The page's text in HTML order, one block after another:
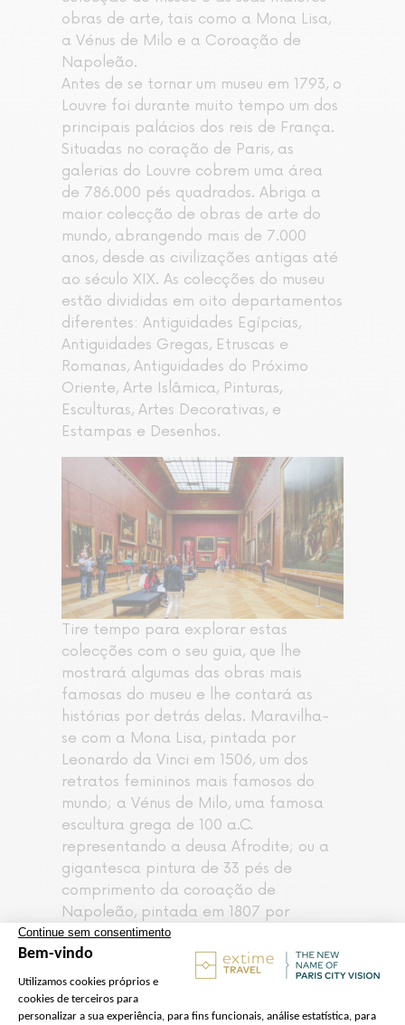
obras de arte, tais como a Mona Lisa,
a Vénus de Milo e a Coroação de
Napoleão.
Antes de se tornar um museu em 1793, o
Louvre foi durante muito tempo um dos
principais palácios dos reis de França.
Situadas no coração de Paris, as
galerias do Louvre cobrem uma área
de 786.000 pés quadrados. Abriga a
maior colecção de obras de arte do
mundo, abrangendo mais de 7.000
anos, desde as civilizações antigas até
ao século XIX. As colecções do museu
estão divididas em oito departamentos
diferentes: Antiguidades Egípcias,
Antiguidades Gregas, Etruscas e
Romanas, Antiguidades do Próximo
Oriente, Arte Islâmica, Pinturas,
Esculturas, Artes Decorativas, e
Estampas e Desenhos.
Tire tempo para explorar estas
colecções com o seu guia, que lhe
mostrará algumas das obras mais
famosas do museu e lhe contará as
histórias por detrás delas. Maravilha-
se com a Mona Lisa, pintada por
Leonardo da Vinci em 1506, um dos
retratos femininos mais famosos do
mundo; a Vénus de Milo, uma famosa
escultura grega de 100 a.C.
representando a deusa Afrodite; ou a
gigantesca pintura de 33 pés de
comprimento da coroação de
Napoleão, pintada em 1807 por
Jacques-Louis David para comemorar
a coroação de Napoleão Bonaparte
na Catedral de Notre Dame.